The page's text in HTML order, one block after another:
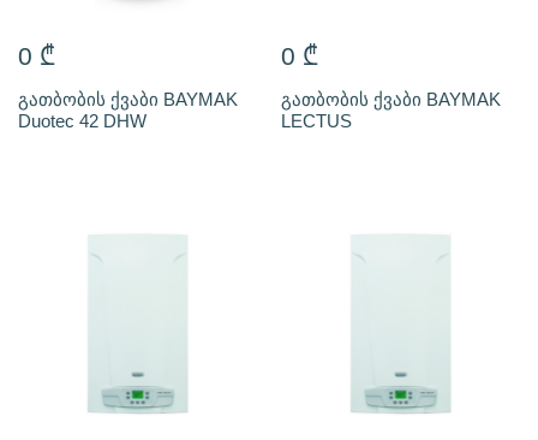
0 ₾
გათბობის ქვაბი BAYMAK
Duotec 42 DHW
0 ₾
გათბობის ქვაბი BAYMAK
LECTUS